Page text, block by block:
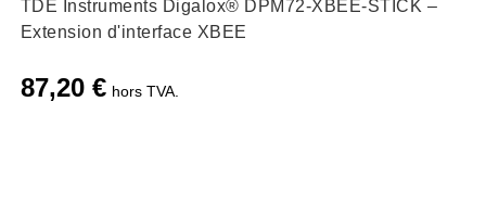
TDE Instruments Digalox® DPM72-XBEE-STICK –
Extension d'interface XBEE
87,20 € hors TVA.